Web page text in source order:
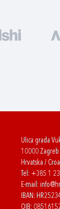
Ulica grada
10000 Zagreb
Hrvatska /
Tel: +385 1
E-mail:
IBAN:
OIB: